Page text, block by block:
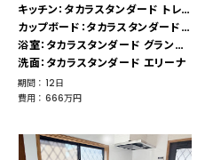
キッチン：タカラスタンダード トレーシア
カップボード：タカラスタンダード トレーシア
浴室：タカラスタンダード グランスパ
洗面：タカラスタンダード エリーナ
期間 ： 12日
費用 ： 666万円